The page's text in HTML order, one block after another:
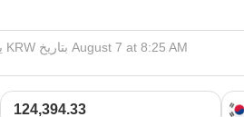
OKB إلى KRW: 1 OKB يساوي 124,394.33 KRW بتاريخ August 7 at 8:25 AM